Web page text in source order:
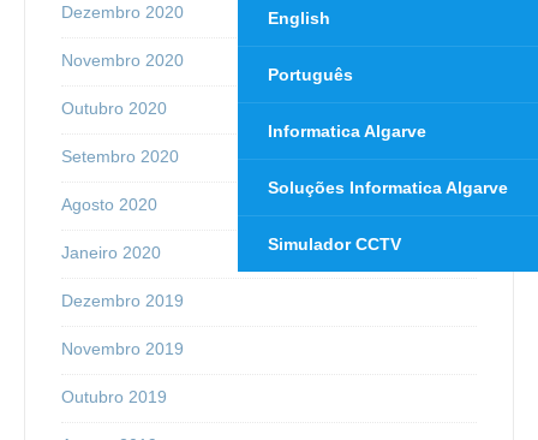
Dezembro 2020
Novembro 2020
Outubro 2020
Setembro 2020
Agosto 2020
Janeiro 2020
Dezembro 2019
Novembro 2019
Outubro 2019
English
Português
Informatica Algarve
Soluções Informatica Algarve
Simulador CCTV